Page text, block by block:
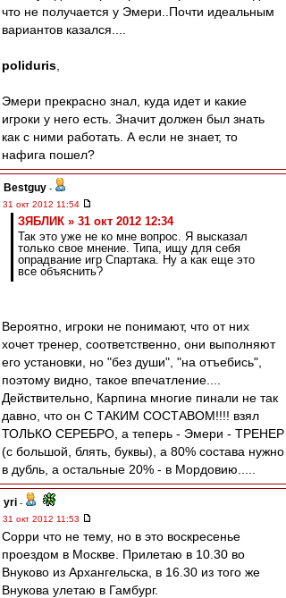
что не получается у Эмери..Почти идеальным
вариантов казался....
poliduris
Эмери прекрасно знал, куда идет и какие
игроки у него есть. Значит должен был знать
как с ними работать. А если не знает, то
нафига пошел?
Bestguy -
31 окт 2012 11:54
ЗЯБЛИК » 31 окт 2012 12:34
Так это уже не ко мне вопрос. Я высказал
только свое мнение. Типа, ищу для себя
опрадвание игр Спартака. Ну а как еще это
все объяснить?
Вероятно, игроки не понимают, что от них
хочет тренер, соответственно, они выполняют
его установки, но "без души", "на отъебись",
поэтому видно, такое впечатление....
Действительно, Карпина многие пинали не так
давно, что он С ТАКИМ СОСТАВОМ!!!! взял
ТОЛЬКО СЕРЕБРО, а теперь - Эмери - ТРЕНЕР
(с большой, блять, буквы), а 80% состава нужно
в дубль, а остальные 20% - в Мордовию.....
yri -
31 окт 2012 11:53
Сорри что не тему, но в это воскресенье
проездом в Москве. Прилетаю в 10.30 во
Внуково из Архангельска, в 16.30 из того же
Внукова улетаю в Гамбург.